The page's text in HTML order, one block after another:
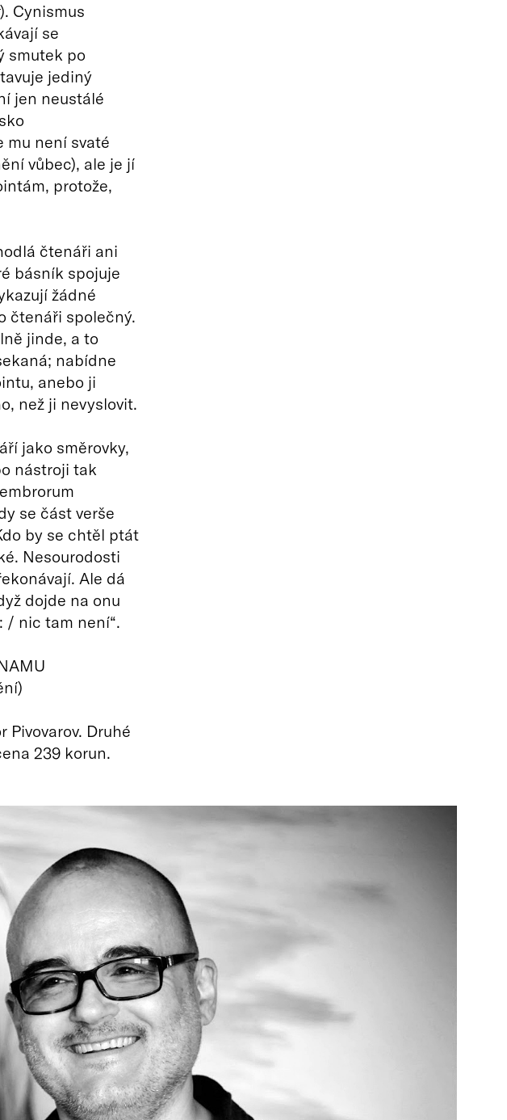
). Cynismus
se
smutek po
jediný
jen neustálé
mu není svaté
vůbec), ale je jí
protože,
čtenáři ani
básník spojuje
žádné
čtenáři společný.
jinde, a to
nabídne
anebo ji
než ji nevyslovit.
jako směrovky,
nástroji tak
se část verše
by se chtěl ptát
Nesourodosti
Ale dá
dojde na onu
/ nic tam není“.
Pivovarov. Druhé
239 korun.